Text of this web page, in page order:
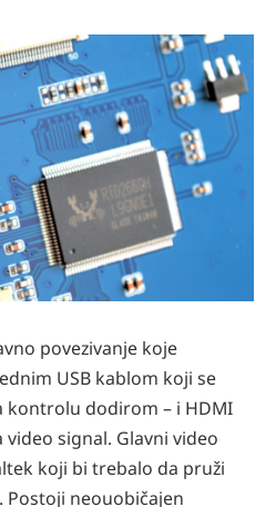
povezivanje koje
USB kablom koji se
kontrolu dodirom – i HDMI
signal. Glavni video
koji bi trebalo da pruži
neouobičajen